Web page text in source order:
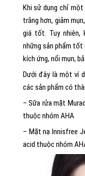
Khi sử dụng chỉ
trắng hơn, giảm
giá tốt. Tuy
những sản phẩm tốt
kích ứng, nổi mụn,
Dưới đây là một ví
các sản phẩm có
– Sữa rửa mặt
thuộc nhóm AHA
– Mặt nạ Innisfree
acid thuộc nhóm